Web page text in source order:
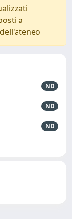
a
ND
ND
ND